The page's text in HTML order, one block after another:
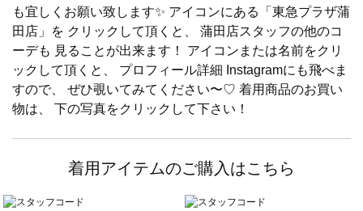
も宜しくお願い致します✨ アイコンにある「東急プラザ蒲
田店」を クリックして頂くと、 蒲田店スタッフの他のコ
ーデも 見ることが出来ます！ アイコンまたは名前をクリ
ックして頂くと、 プロフィール詳細 Instagramにも飛べま
すので、 ぜひ覗いてみてください〜♡ 着用商品のお買い
物は、 下の写真をクリックして下さい！
着用アイテムのご購入はこちら